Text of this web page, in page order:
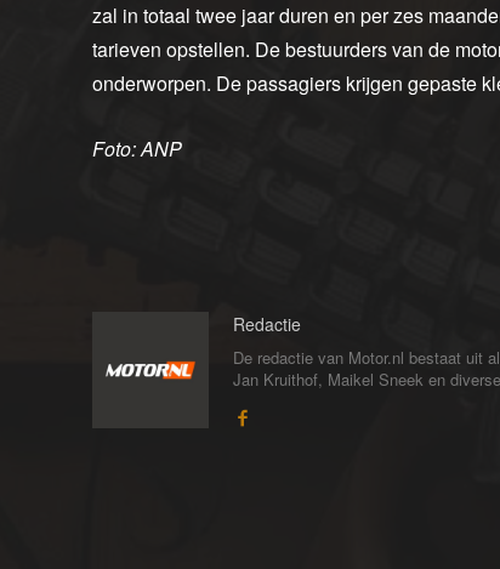
zal in totaal twee jaar duren en per zes
tarieven opstellen. De bestuurders van de
onderworpen. De passagiers krijgen gepaste
Foto: ANP
Redactie
De redactie van Motor.nl bestaat uit
Jan Kruithof, Maikel Sneek en